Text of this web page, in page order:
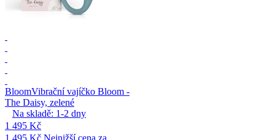
BloomVibrační vajíčko Bloom -
The Daisy, zelené
Na skladě: 1-2 dny
1 495 Kč
1 495 Kč Nejnižší cena za